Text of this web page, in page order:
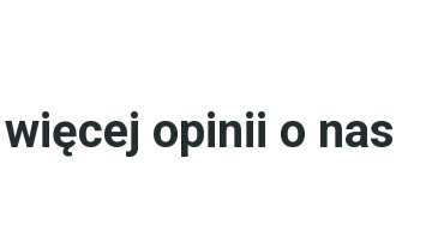
opinii o nas